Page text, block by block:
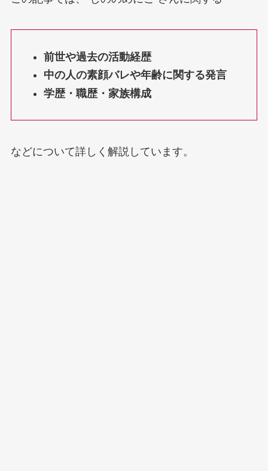
前世や過去の活動経歴
中の人の素顔バレや年齢に関する発言
学歴・職歴・家族構成
などについて詳しく解説しています。